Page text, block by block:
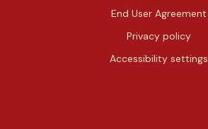
End User Agreement
Privacy policy
Accessibility settings